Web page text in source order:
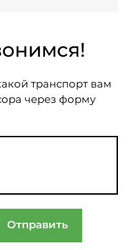
транспорт вам
через форму
Отправить